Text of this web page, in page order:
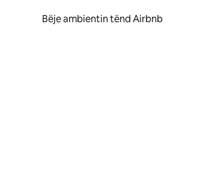
Bëje ambientin tënd Airbnb